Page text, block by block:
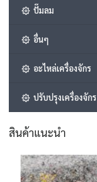
ปั๊มลม
อื่นๆ
อะไหล่เครื่องจักร
ปรับปรุงเครื่องจักร
สินค้าแนะนำ